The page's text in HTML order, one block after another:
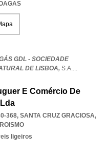
GDL - SOCIEDADE
DE LISBOA, S.A....
E Comércio De
368, SANTA CRUZ GRACIOSA,
ligeiros